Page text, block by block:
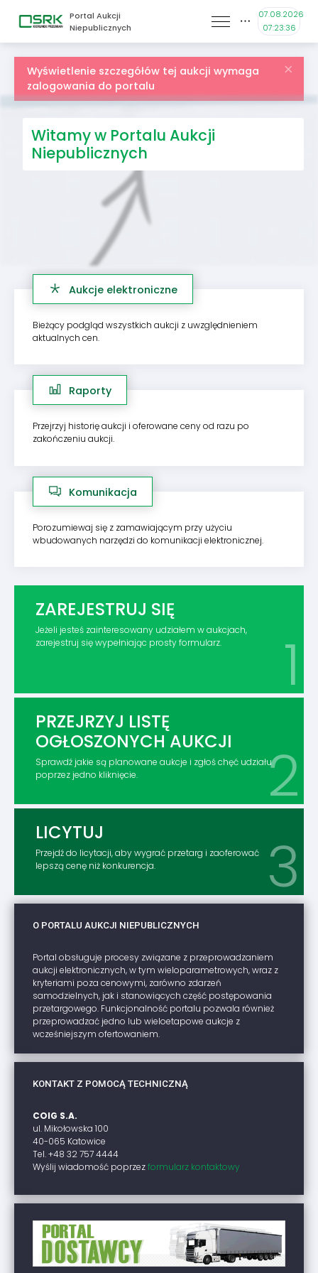
Portal Aukcji
Niepublicznych
07.08.2026
07:23:36
Wyświetlenie szczegółów tej aukcji wymaga
zalogowania do portalu
Witamy w Portalu Aukcji
Niepublicznych
Aukcje elektroniczne
Bieżący podgląd wszystkich aukcji z uwzględnieniem
aktualnych cen.
Raporty
Przejrzyj historię aukcji i oferowane ceny od razu po
zakończeniu aukcji.
Komunikacja
Porozumiewaj się z zamawiającym przy użyciu
wbudowanych narzędzi do komunikacji elektronicznej.
ZAREJESTRUJ SIĘ
Jeżeli jesteś zainteresowany udziałem w aukcjach,
zarejestruj się wypełniając prosty formularz.
PRZEJRZYJ LISTĘ
OGŁOSZONYCH AUKCJI
Sprawdź jakie są planowane aukcje i zgłoś chęć udziału
poprzez jedno kliknięcie.
LICYTUJ
Przejdź do licytacji, aby wygrać przetarg i zaoferować
lepszą cenę niż konkurencja.
O PORTALU AUKCJI NIEPUBLICZNYCH
Portal obsługuje procesy związane z przeprowadzaniem
aukcji elektronicznych, w tym wieloparametrowych, wraz z
kryteriami poza cenowymi, zarówno zdarzeń
samodzielnych, jak i stanowiących część postępowania
przetargowego. Funkcjonalność portalu pozwala również
przeprowadzać jedno lub wieloetapowe aukcje z
wcześniejszym ofertowaniem.
KONTAKT Z POMOCĄ TECHNICZNĄ
COIG S.A.
ul. Mikołowska 100
40-065 Katowice
Tel. +48 32 757 4444
Wyślij wiadomość poprzezformularz kontaktowy